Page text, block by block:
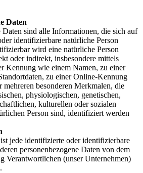
Daten
Daten sind alle Informationen, die sich auf
identifizierbare natürliche Person
wird eine natürliche Person
oder indirekt, insbesondere mittels
Kennung wie einem Namen, zu einer
zu einer Online-Kennung
mehreren besonderen Merkmalen, die
physiologischen, genetischen,
kulturellen oder sozialen
Person sind, identifiziert werden
jede identifizierte oder identifizierbare
personenbezogene Daten von dem
Verantwortlichen (unser Unternehmen)